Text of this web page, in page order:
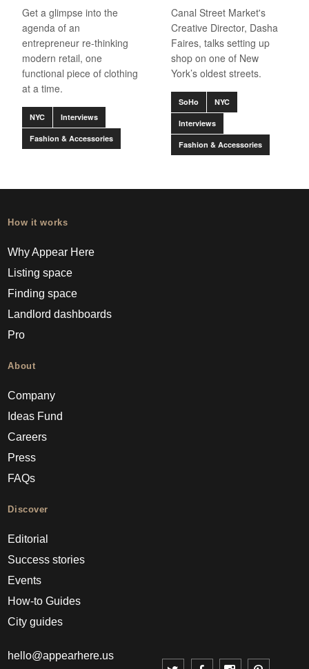
Get a glimpse into the
agenda of an
entrepreneur re-thinking
modern retail, one
functional piece of clothing
at a time.
NYC Interviews
Fashion & Accessories
Canal Street Market's
Creative Director, Dasha
Faires, talks setting up
shop on one of New
York’s oldest streets.
SoHo NYC
Interviews
Fashion & Accessories
How it works
Why Appear Here
Listing space
Finding space
Landlord dashboards
Pro
About
Company
Ideas Fund
Careers
Press
FAQs
Discover
Editorial
Success stories
Events
How-to Guides
City guides
hello@appearhere.us